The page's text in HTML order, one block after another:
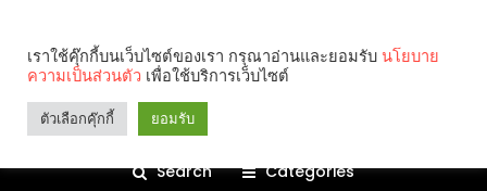
Search Categories
เราใช้คุ๊กกี้บนเว็บไซต์ของเรา กรุณาอ่านและยอมรับ นโยบาย
ความเป็นส่วนตัว เพื่อใช้บริการเว็บไซต์
ตัวเลือกคุ๊กกี้ ยอมรับ